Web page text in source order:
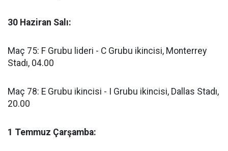
30 Haziran Salı:
Maç 75: F Grubu lideri - C Grubu ikincisi, Monterrey
Stadı, 04.00
Maç 78: E Grubu ikincisi - I Grubu ikincisi, Dallas Stadı,
20.00
1 Temmuz Çarşamba: